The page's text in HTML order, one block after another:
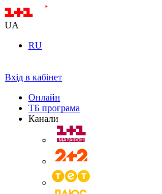
UA
RU
Вхід в кабінет
Онлайн
ТБ програма
Канали